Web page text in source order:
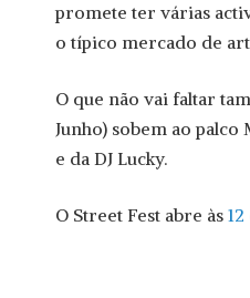
promete ter várias
o típico mercado de
O que não vai faltar
Junho) sobem ao
e da DJ Lucky.
O Street Fest abre às